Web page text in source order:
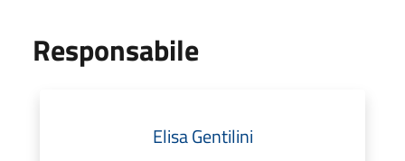
Responsabile
Elisa Gentilini